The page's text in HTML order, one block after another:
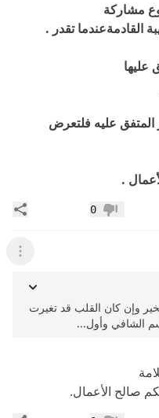
مشاركة
القادمةعندما تقدر .
عليها
عليه فلتعرض
.
عدم إعجاب
0
عرض
وإن كان القلب قد تغيرت
الشافي وأول...
صالح الأعمال.